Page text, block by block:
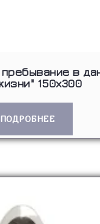
в
150х300
ПОДРОБНЕЕ